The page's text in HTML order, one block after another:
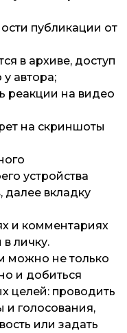
публикации от
в архиве, доступ
у автора;
реакции на видео
на скриншоты
устройства
далее вкладку
и комментариях
личку.
можно не только
и добиться
целей: проводить
голосования,
или задать